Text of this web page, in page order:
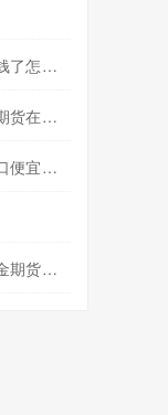
期货投机没钱了怎么办(期货投机没钱了怎么办啊)
工行的原油期货在哪里(工行的原油期货在哪里买)
中国原油出口便宜多少(中国原油出口便宜多少吨)
最近有没有黄金期货(最近有没有黄金期货交易)